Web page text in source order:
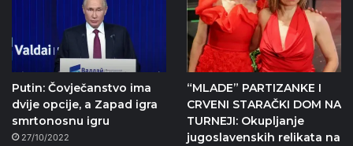
Putin: Čovječanstvo ima
dvije opcije, a Zapad igra
smrtonosnu igru
27/10/2022
“MLADE” PARTIZANKE I
CRVENI STARAČKI DOM NA
TURNEJI: Okupljanje
jugoslavenskih relikata na